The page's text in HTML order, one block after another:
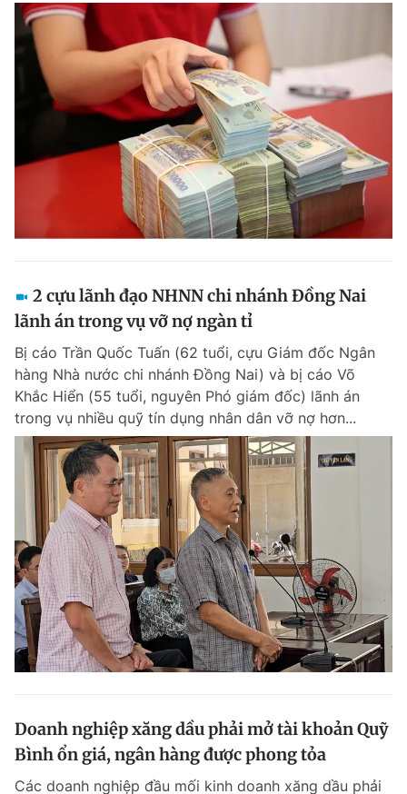
2 cựu lãnh đạo NHNN chi nhánh Đồng Nai
lãnh án trong vụ vỡ nợ ngàn tỉ
Bị cáo Trần Quốc Tuấn (62 tuổi, cựu Giám đốc Ngân
hàng Nhà nước chi nhánh Đồng Nai) và bị cáo Võ
Khắc Hiển (55 tuổi, nguyên Phó giám đốc) lãnh án
trong vụ nhiều quỹ tín dụng nhân dân vỡ nợ hơn...
Doanh nghiệp xăng dầu phải mở tài khoản Quỹ
Bình ổn giá, ngân hàng được phong tỏa
Các doanh nghiệp đầu mối kinh doanh xăng dầu phải